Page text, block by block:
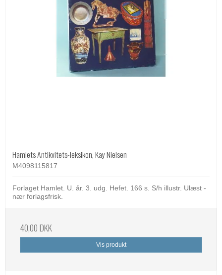
Hamlets Antikvitets-leksikon, Kay Nielsen
M4098115817
Forlaget Hamlet. U. år. 3. udg. Hefet. 166 s. S/h illustr. Ulæst -
nær forlagsfrisk.
40,00 DKK
Vis produkt